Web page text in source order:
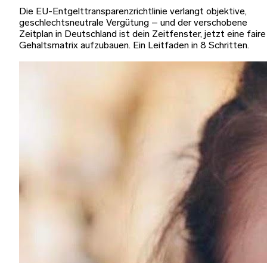
Die EU-Entgelttransparenzrichtlinie verlangt objektive,
geschlechtsneutrale Vergütung – und der verschobene
Zeitplan in Deutschland ist dein Zeitfenster, jetzt eine faire
Gehaltsmatrix aufzubauen. Ein Leitfaden in 8 Schritten.